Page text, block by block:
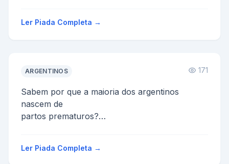
Ler Piada Completa →
ARGENTINOS 171
Sabem por que a maioria dos argentinos
nascem de
partos prematuros?
por 9 meses!!!!
Ler Piada Completa →